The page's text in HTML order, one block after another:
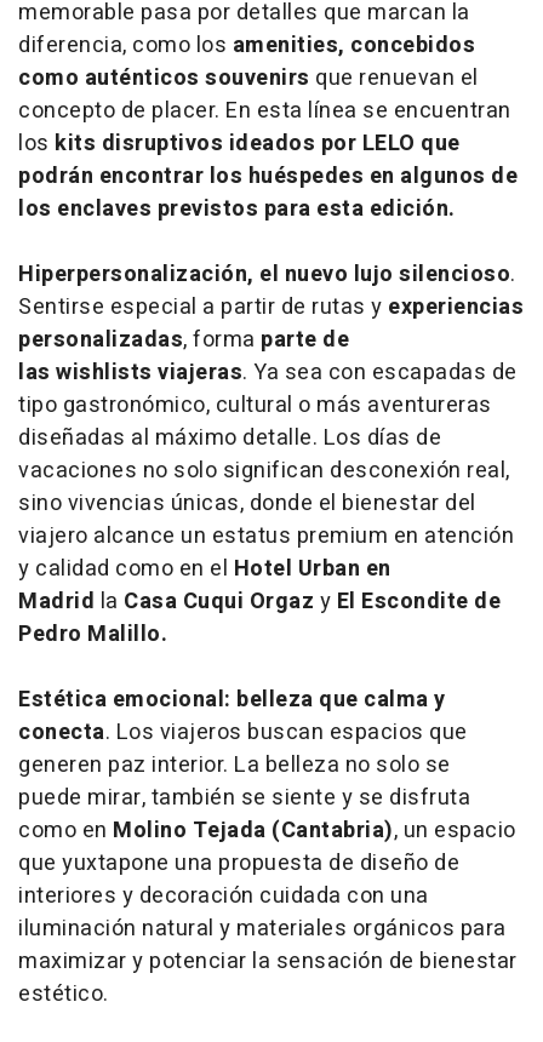
memorable pasa por detalles que marcan la
diferencia, como los amenities, concebidos
como auténticos souvenirs que renuevan el
concepto de placer. En esta línea se encuentran
los kits disruptivos ideados por LELO que
podrán encontrar los huéspedes en algunos de
los enclaves previstos para esta edición.
Hiperpersonalización, el nuevo lujo silencioso.
Sentirse especial a partir de rutas y experiencias
personalizadas, forma parte de
las wishlists viajeras. Ya sea con escapadas de
tipo gastronómico, cultural o más aventureras
diseñadas al máximo detalle. Los días de
vacaciones no solo significan desconexión real,
sino vivencias únicas, donde el bienestar del
viajero alcance un estatus premium en atención
y calidad como en el Hotel Urban en
Madrid la Casa Cuqui Orgaz y El Escondite de
Pedro Malillo.
Estética emocional: belleza que calma y
conecta. Los viajeros buscan espacios que
generen paz interior. La belleza no solo se
puede mirar, también se siente y se disfruta
como en Molino Tejada (Cantabria), un espacio
que yuxtapone una propuesta de diseño de
interiores y decoración cuidada con una
iluminación natural y materiales orgánicos para
maximizar y potenciar la sensación de bienestar
estético.